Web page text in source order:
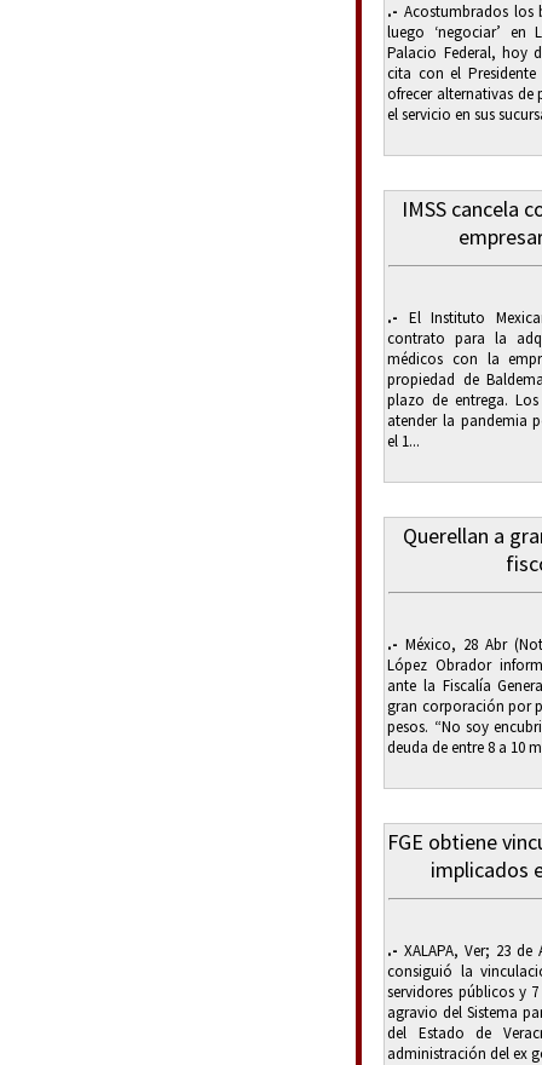
.- Acostumbrados los
luego ‘negociar’
Palacio Federal, hoy
cita con el Presidente
ofrecer alternativas de
el servicio en sus
IMSS cancela
.- El Instituto
contrato para la
médicos con la
propiedad de
plazo de entrega.
atender la pandemia
el 1...
Querellan a
.- México, 28 Abr
López Obrador
ante la Fiscalía
gran corporación por
pesos. “No soy
deuda de entre 8 a 10
FGE obtiene
implicados
.- XALAPA, Ver; 23
consiguió la
servidores públicos y
agravio del Sistema
del Estado de
administración del ex